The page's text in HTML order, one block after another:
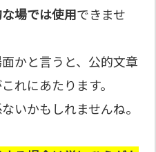
な場では使用できませ
かと言うと、公的文章
れにあたります。
いかもしれませんね。